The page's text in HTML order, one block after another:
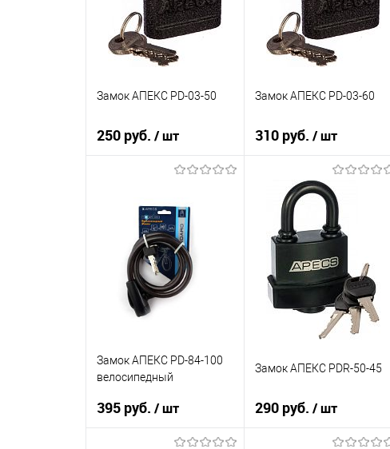
Замок АПЕКС PD-03-50
250 руб. / шт
К сравнению
В избранное
В наличии
Замок АПЕКС PD-03-60
310 руб./ шт
В корзину
К сравнению
В избранное
В наличии
Замок АПЕКС PD-84-100
велосипедный
395 руб. / шт
Замок АПЕКС PDR-50-45
290 руб./ шт